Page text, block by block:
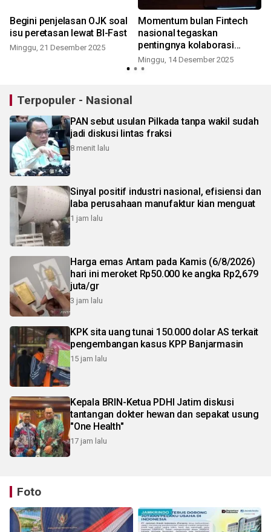
Begini penjelasan OJK soal
isu peretasan lewat BI-Fast
Minggu, 21 Desember 2025
Momentum bulan Fintech
nasional tegaskan
pentingnya kolaborasi
industri
Minggu, 14 Desember 2025
Terpopuler - Nasional
PAN sebut usulan Pilkada tanpa wakil sudah
jadi diskusi lintas fraksi
8 menit lalu
Sinyal positif industri nasional, efisiensi dan
laba perusahaan manufaktur kian menguat
1 jam lalu
Harga emas Antam pada Kamis (6/8/2026)
hari ini meroket Rp50.000 ke angka Rp2,679
juta/gr
3 jam lalu
KPK sita uang tunai 150.000 dolar AS terkait
pengembangan kasus KPP Banjarmasin
15 jam lalu
Kepala BRIN-Ketua PDHI Jatim diskusi
tantangan dokter hewan dan sepakat usung
"One Health"
17 jam lalu
Foto